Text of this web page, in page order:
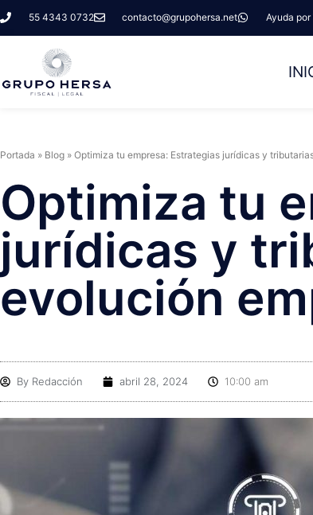
55 4343 0732 contacto@grupohersa.net Ayuda
Portada » Blog » Optimiza tu empresa: Estrategias jurídicas y
Optimiza tu
jurídicas y
evolución
By Redacción abril 28, 2024 10:00 am